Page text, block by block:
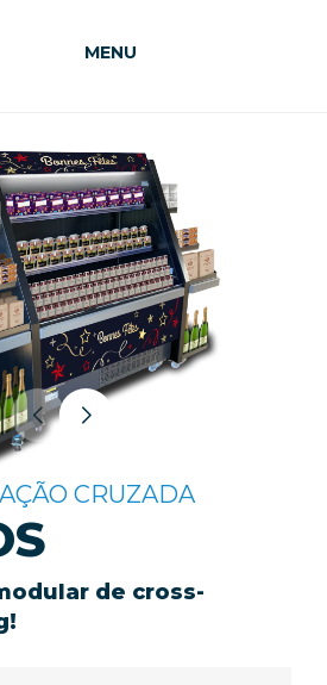
MENU
CRUZADA
de cross-